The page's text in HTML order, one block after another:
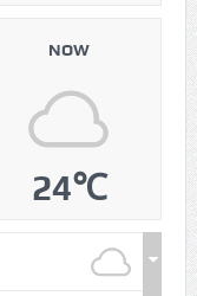
NOW
24℃